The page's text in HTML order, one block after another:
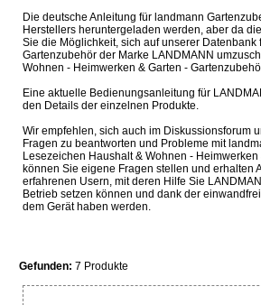
Die deutsche Anleitung für landmann
Herstellers heruntergeladen werden, aber da
Sie die Möglichkeit, sich auf unserer Datenbank
Gartenzubehör der Marke LANDMANN
Wohnen - Heimwerken & Garten -
Eine aktuelle Bedienungsanleitung für
den Details der einzelnen Produkte.
Wir empfehlen, sich auch im Diskussionsforum
Fragen zu beantworten und Probleme mit
Lesezeichen Haushalt & Wohnen -
können Sie eigene Fragen stellen und erhalten
erfahrenen Usern, mit deren Hilfe Sie
Betrieb setzen können und dank der
dem Gerät haben werden.
Gefunden: 7 Produkte